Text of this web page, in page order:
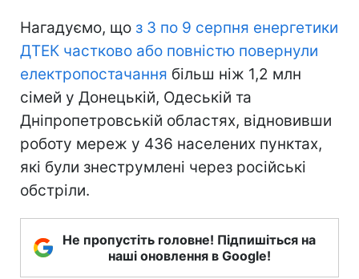
Нагадуємо, що з 3 по 9 серпня енергетики
ДТЕК частково або повністю повернули
електропостачання більш ніж 1,2 млн
сімей у Донецькій, Одеській та
Дніпропетровській областях, відновивши
роботу мереж у 436 населених пунктах,
які були знеструмлені через російські
обстріли.
Не пропустіть головне! Підпишіться на
наші оновлення в Google!